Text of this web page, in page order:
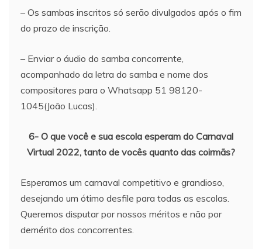
– Os sambas inscritos só serão divulgados após o fim
do prazo de inscrição.
– Enviar o áudio do samba concorrente,
acompanhado da letra do samba e nome dos
compositores para o Whatsapp 51 98120-
1045(João Lucas).
6- O que você e sua escola esperam do Carnaval
Virtual 2022, tanto de vocês quanto das coirmãs?
Esperamos um carnaval competitivo e grandioso,
desejando um ótimo desfile para todas as escolas.
Queremos disputar por nossos méritos e não por
demérito dos concorrentes.